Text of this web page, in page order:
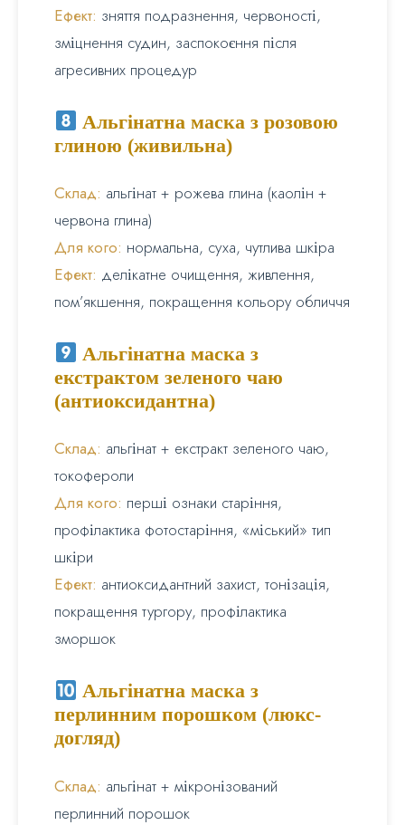
Ефект: зняття подразнення, червоності,
зміцнення судин, заспокоєння після
агресивних процедур
Альгінатна маска з розовою
глиною (живильна)
Склад: альгінат + рожева глина (каолін +
червона глина)
Для кого: нормальна, суха, чутлива шкіра
Ефект: делікатне очищення, живлення,
пом’якшення, покращення кольору обличчя
Альгінатна маска з
екстрактом зеленого чаю
(антиоксидантна)
Склад: альгінат + екстракт зеленого чаю,
токофероли
Для кого: перші ознаки старіння,
профілактика фотостаріння, «міський» тип
шкіри
Ефект: антиоксидантний захист, тонізація,
покращення тургору, профілактика
зморшок
Альгінатна маска з
перлинним порошком (люкс-
догляд)
Склад: альгінат + мікронізований
перлинний порошок